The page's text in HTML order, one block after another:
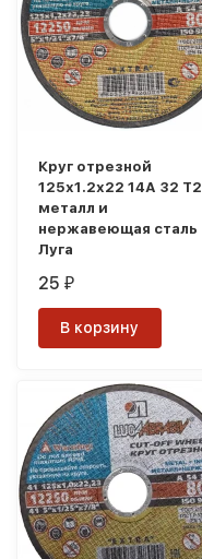
Круг отрезной
125х1.2х22 14А 32 Т2
металл и
нержавеющая сталь
Луга
25₽
В корзину